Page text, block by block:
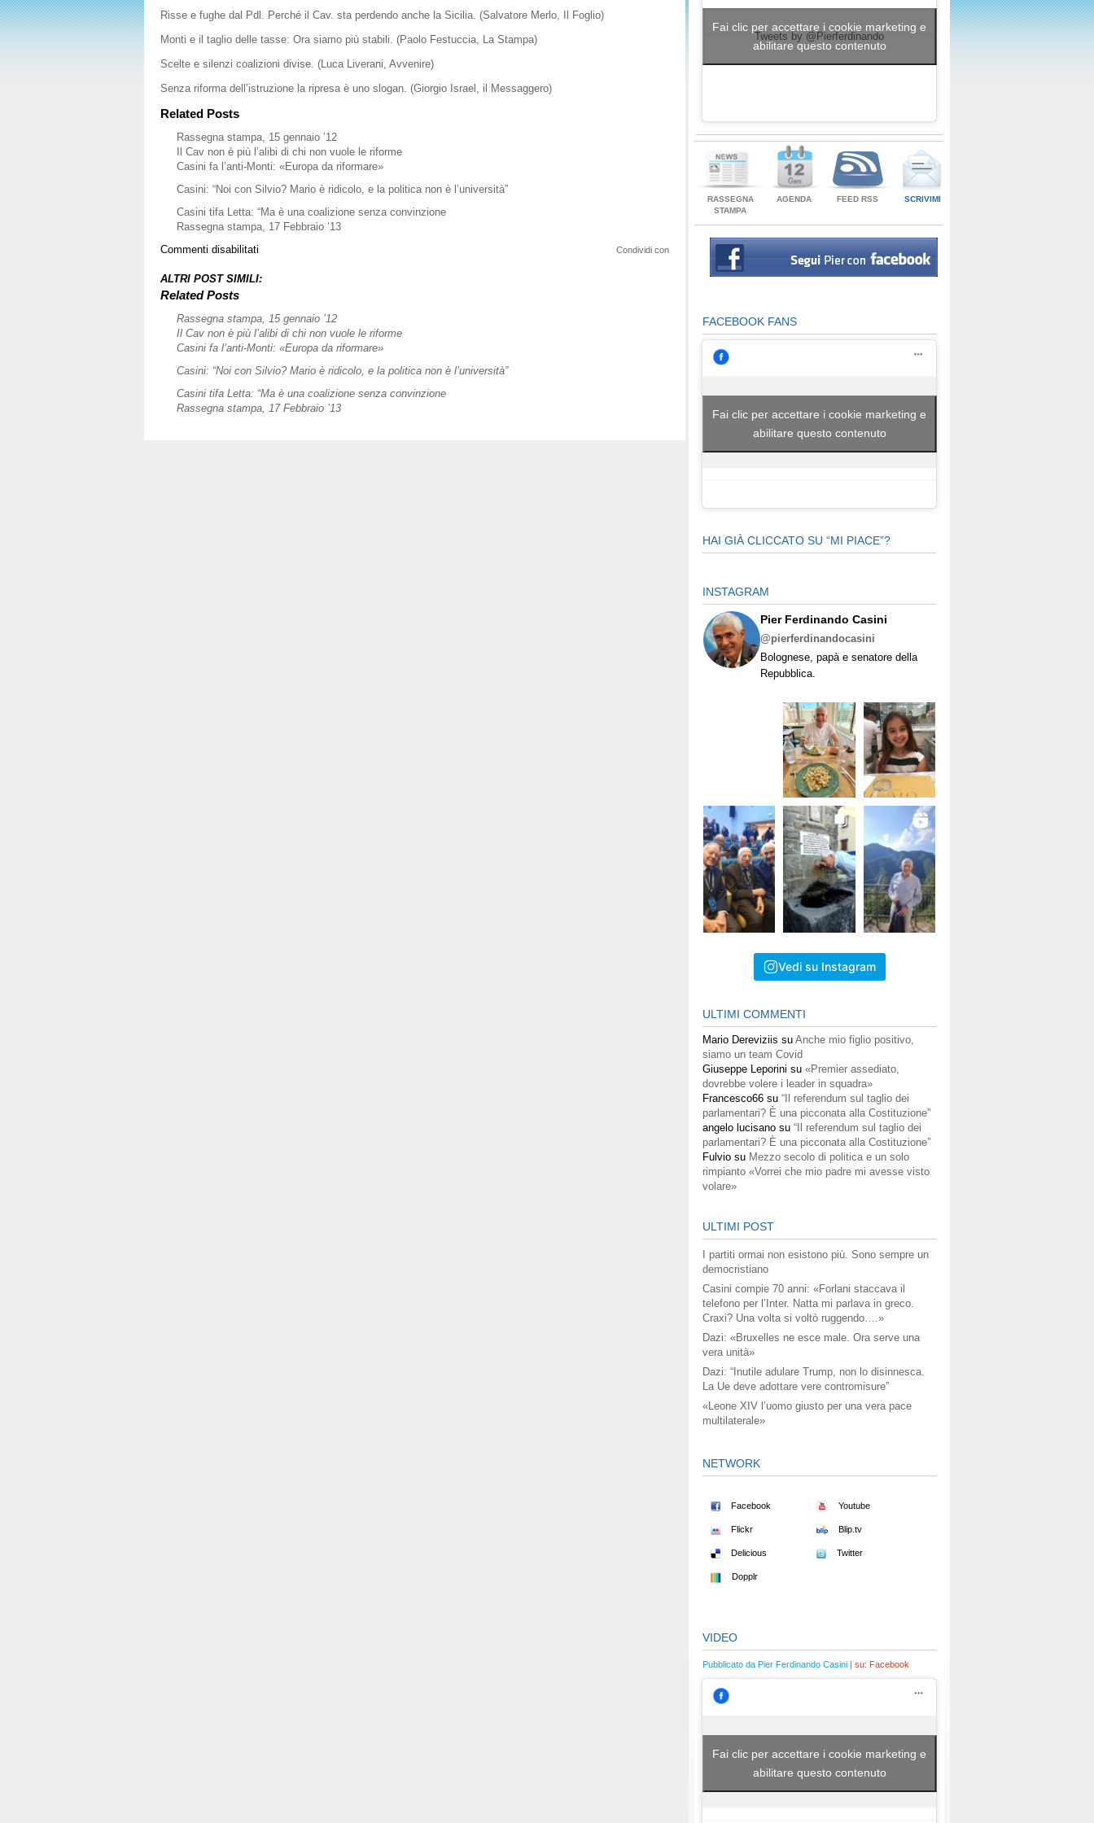
Risse e fughe dal Pdl. Perché il Cav. sta perdendo anche la Sicilia. (Salvatore Merlo, Il Foglio)
Monti e il taglio delle tasse: Ora siamo più stabili. (Paolo Festuccia, La Stampa)
Scelte e silenzi coalizioni divise. (Luca Liverani, Avvenire)
Senza riforma dell’istruzione la ripresa è uno slogan. (Giorgio Israel, il Messaggero)
Related Posts
Rassegna stampa, 15 gennaio ’12
Il Cav non è più l’alibi di chi non vuole le riforme
Casini fa l’anti-Monti: «Europa da riformare»
Casini: “Noi con Silvio? Mario è ridicolo, e la politica non è l’università”
Casini tifa Letta: “Ma è una coalizione senza convinzione
Rassegna stampa, 17 Febbraio ’13
Commenti disabilitati
stampa,
’13
ALTRI POST SIMILI:
Related Posts
Rassegna stampa, 15 gennaio ’12
Il Cav non è più l’alibi di chi non vuole le riforme
Casini fa l’anti-Monti: «Europa da riformare»
Casini: “Noi con Silvio? Mario è ridicolo, e la politica non è l’università”
Casini tifa Letta: “Ma è una coalizione senza convinzione
Rassegna stampa, 17 Febbraio ’13
Condividi con
Tweets by @Pierferdinando
Fai clic per accettare i cookie marketing e
abilitare questo contenuto
RASSEGNA
STAMPA
AGENDA FEED RSS SCRIVIMI
FACEBOOK FANS
Fai clic per accettare i cookie marketing e
abilitare questo contenuto
HAI GIÀ CLICCATO SU “MI PIACE”?
INSTAGRAM
Pier Ferdinando Casini
@pierferdinandocasini
Bolognese, papà e senatore della
Repubblica.
Vedi su Instagram
ULTIMI COMMENTI
Mario Dereviziis su Anche mio figlio positivo,
siamo un team Covid
Giuseppe Leporini su «Premier assediato,
dovrebbe volere i leader in squadra»
Francesco66 su “Il referendum sul taglio dei
parlamentari? È una picconata alla Costituzione”
angelo lucisano su “Il referendum sul taglio dei
parlamentari? È una picconata alla Costituzione”
Fulvio su Mezzo secolo di politica e un solo
rimpianto «Vorrei che mio padre mi avesse visto
volare»
ULTIMI POST
I partiti ormai non esistono più. Sono sempre un
democristiano
Casini compie 70 anni: «Forlani staccava il
telefono per l’Inter. Natta mi parlava in greco.
Craxi? Una volta si voltò ruggendo….»
Dazi: «Bruxelles ne esce male. Ora serve una
vera unità»
Dazi: “Inutile adulare Trump, non lo disinnesca.
La Ue deve adottare vere contromisure”
«Leone XIV l’uomo giusto per una vera pace
multilaterale»
NETWORK
Facebook Youtube
Flickr Blip.tv
Delicious Twitter
Dopplr
VIDEO
Pubblicato da Pier Ferdinando Casini | su: Facebook
Fai clic per accettare i cookie marketing e
abilitare questo contenuto